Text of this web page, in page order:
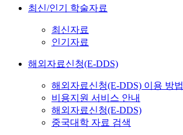
최신/인기 학술자료
최신자료
인기자료
해외자료신청(E-DDS)
해외자료신청(E-DDS) 이용 방법
비용지원 서비스 안내
해외자료신청(E-DDS)
중국대학 자료 검색